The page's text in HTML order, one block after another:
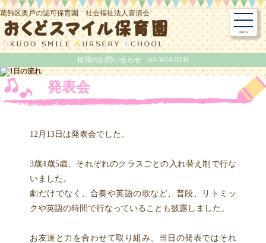
葛飾区奥戸の認可保育園 社会福祉法人喜清会
採用のお問い合わせ 03-5654-9330
発表会
12月13日は発表会でした。
3歳4歳5歳、それぞれのクラスごとの入れ替え制で行な
いました。
劇だけでなく、合奏や英語の歌など、普段、リトミッ
クや英語の時間で行なっていることも披露しました。
お友達と力を合わせて取り組み、当日の発表ではそれ